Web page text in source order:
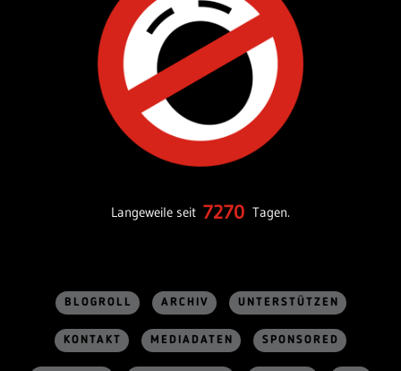
Langeweile seit 7270 Tagen.
BLOGROLL ARCHIV UNTERSTÜTZEN
KONTAKT MEDIADATEN SPONSORED